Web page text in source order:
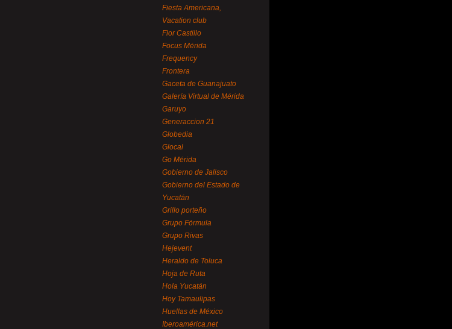
Fiesta Americana,
Vacation club
Flor Castillo
Focus Mérida
Frequency
Frontera
Gaceta de Guanajuato
Galería Virtual de Mérida
Garuyo
Generaccion 21
Globedia
Glocal
Go Mérida
Gobierno de Jalisco
Gobierno del Estado de
Yucatán
Grillo porteño
Grupo Fórmula
Grupo Rivas
Hejevent
Heraldo de Toluca
Hoja de Ruta
Hola Yucatán
Hoy Tamaulipas
Huellas de México
Iberoamérica.net